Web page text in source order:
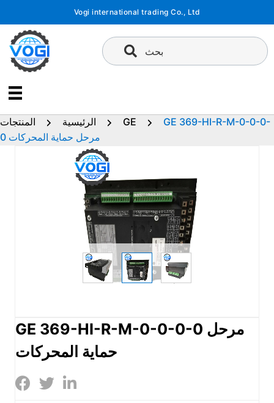
المحتوى
Vogi international trading Co., Ltd
بحث
الرئيسية المنتجات GE
GE 369-HI-R-M-0-0-0-
0 مرحل حماية المحركات
GE 369-HI-R-M-0-0-0-0 مرحل
حماية المحركات